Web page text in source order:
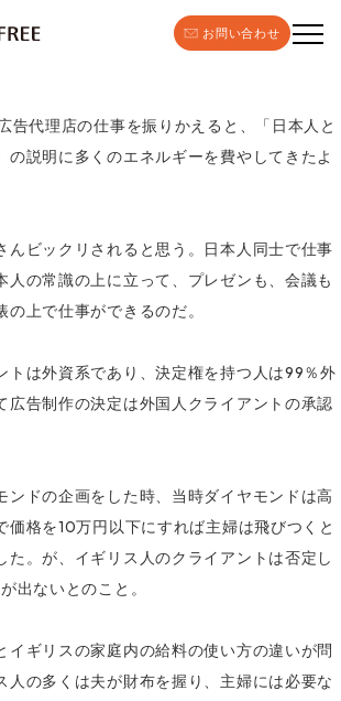
お問い合わせ
告代理店の仕事を振りかえると、「日本人と
の説明に多くのエネルギーを費やしてきたよ
んビックリされると思う。日本人同士で仕事
人の常識の上に立って、プレゼンも、会議も
上で仕事ができるのだ。
トは外資系であり、決定権を持つ人は99％外
広告制作の決定は外国人クライアントの承認
ンドの企画をした時、当時ダイヤモンドは高
価格を10万円以下にすれば主婦は飛びつくと
た。が、イギリス人のクライアントは否定し
出ないとのこと。
イギリスの家庭内の給料の使い方の違いが問
人の多くは夫が財布を握り、主婦には必要な